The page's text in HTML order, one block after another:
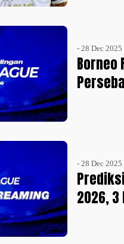
- 28 Dec 2025
Borneo
- 28 Dec 2025
2026, 3